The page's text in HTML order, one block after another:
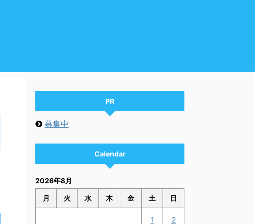
PR
募集中
Calendar
2026年8月
月 火 水 木 金 土 日
1 2